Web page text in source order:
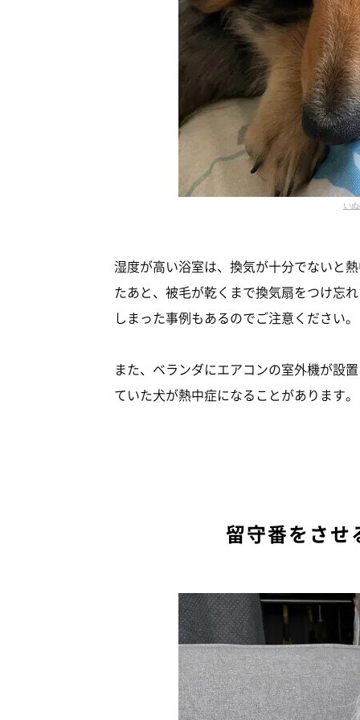
い
湿度が高い浴室は、換気が十分でないと
たあと、被毛が乾くまで換気扇をつけ忘
しまった事例もあるのでご注意ください。
また、ベランダにエアコンの室外機が設
ていた犬が熱中症になることがあります。
留守番をさせ